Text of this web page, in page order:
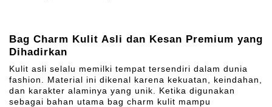
Bag Charm Kulit Asli dan Kesan Premium yang
Dihadirkan
Kulit asli selalu memilki tempat tersendiri dalam dunia
fashion. Material ini dikenal karena kekuatan, keindahan,
dan karakter alaminya yang unik. Ketika digunakan
sebagai bahan utama bag charm kulit mampu